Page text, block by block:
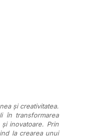
și creativitatea.
în transformarea
inovatoare. Prin
la crearea unui